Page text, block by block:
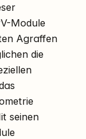
Module
Agraffen
die
seinen